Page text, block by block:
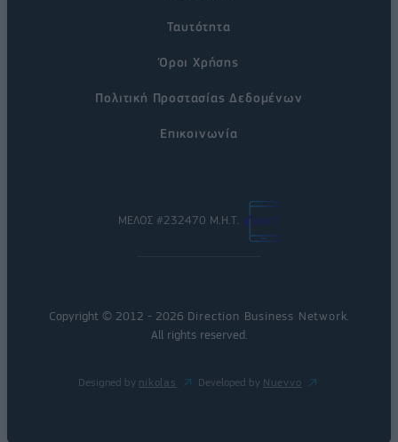
Ταυτότητα
Όροι Χρήσης
Πολιτική Προστασίας Δεδομένων
Επικοινωνία
ΜΕΛΟΣ #232470 Μ.Η.Τ.
Copyright © 2012 - 2026 Direction Business Network
All rights reserved.
Designed by nikolas Developed by Nuevvo